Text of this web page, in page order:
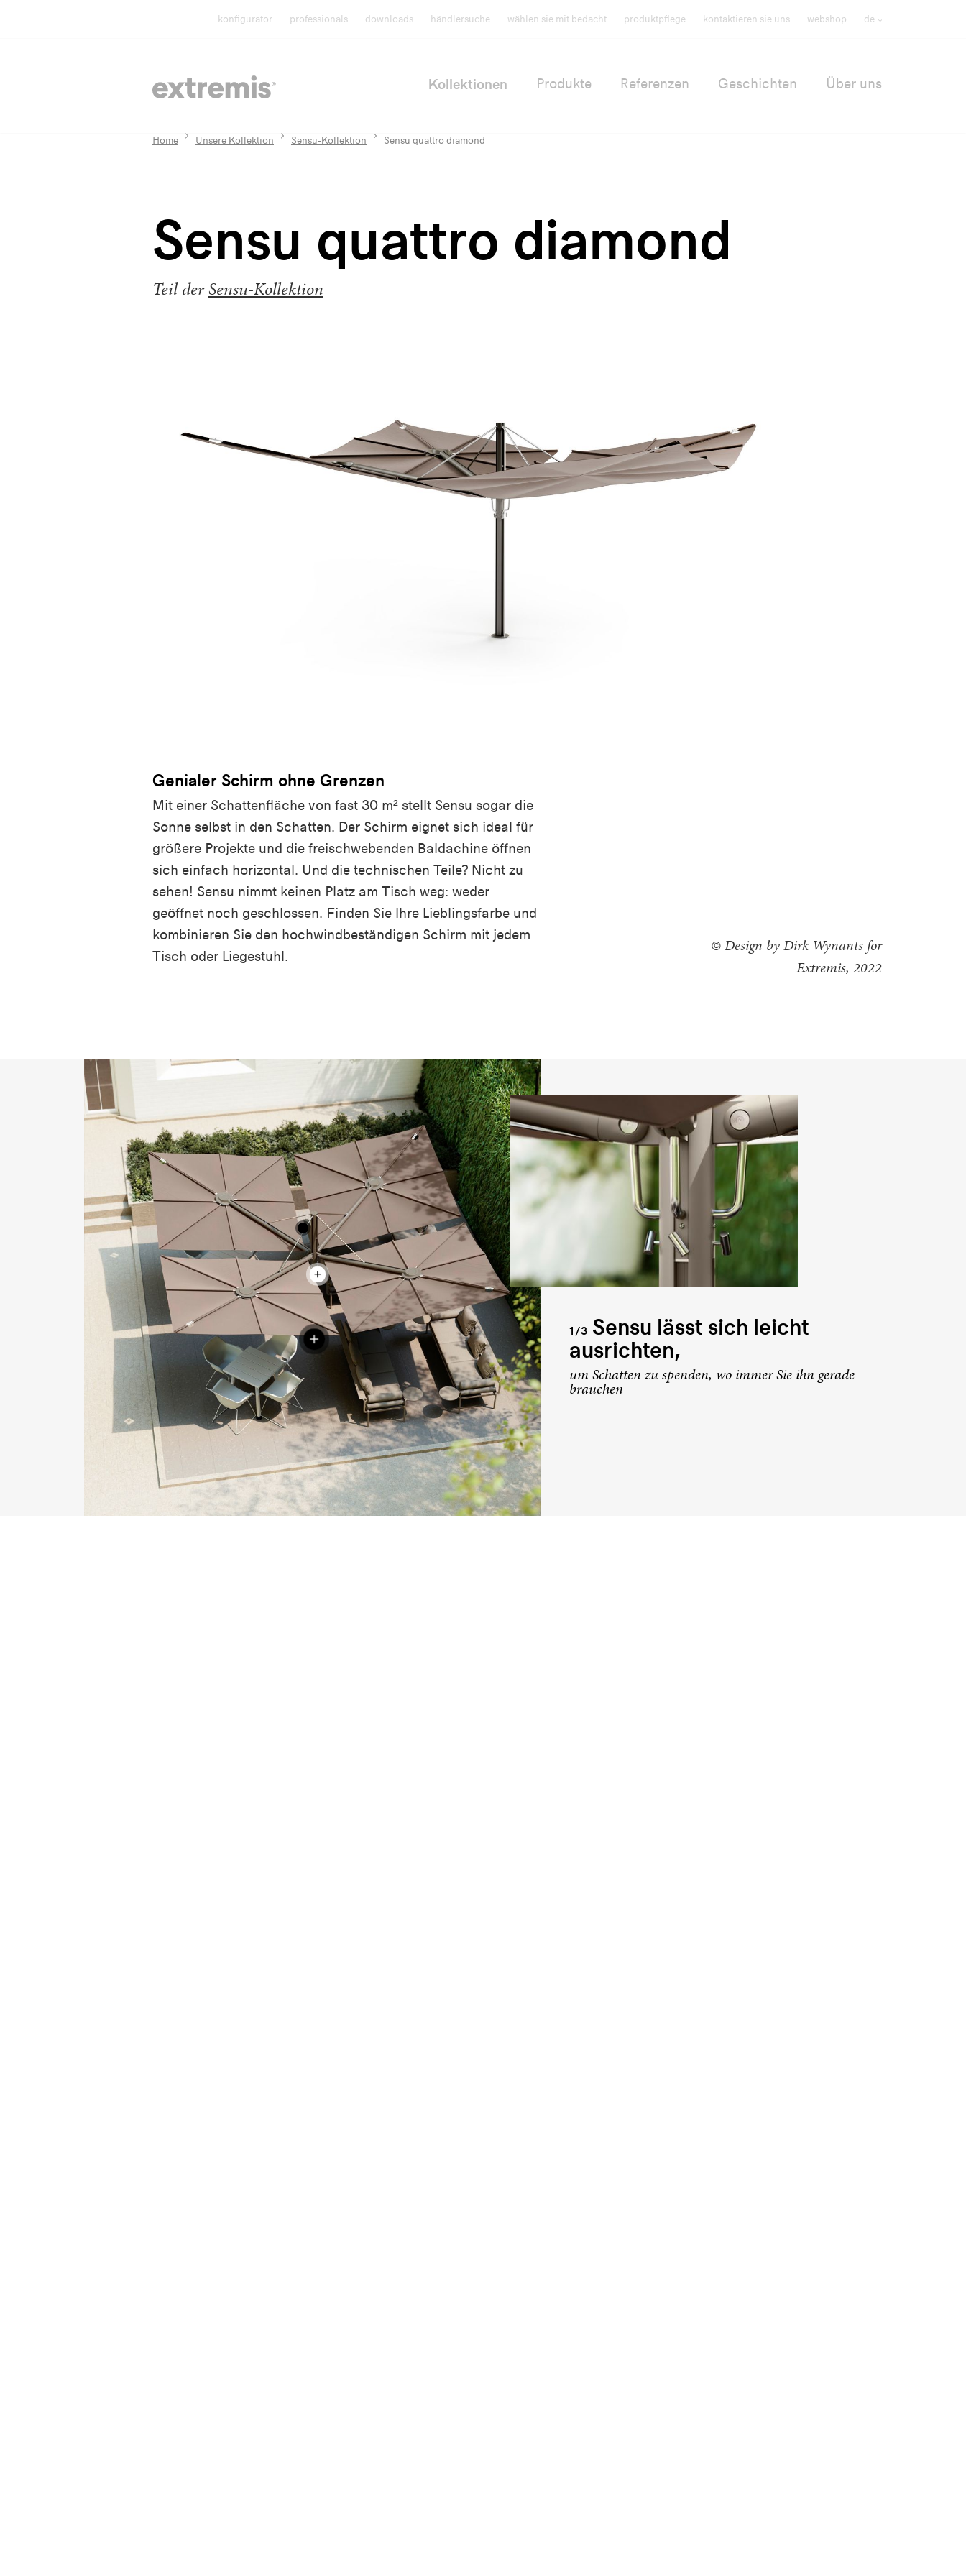
konfigurator professionals downloads händlersuche wählen sie mit bedacht produktpflege kontaktieren sie uns webshop de
Kollektionen Produkte Referenzen Geschichten Über uns
Home Unsere Kollektion Sensu-Kollektion Sensu quattro diamond
Sensu quattro diamond
Teil derSensu-Kollektion
Genialer Schirm ohne Grenzen
Mit einer Schattenfläche von fast 30 m² stellt Sensu sogar die
Sonne selbst in den Schatten. Der Schirm eignet sich ideal für
größere Projekte und die freischwebenden Baldachine öffnen
sich einfach horizontal. Und die technischen Teile? Nicht zu
sehen! Sensu nimmt keinen Platz am Tisch weg: weder
geöffnet noch geschlossen. Finden Sie Ihre Lieblingsfarbe und
kombinieren Sie den hochwindbeständigen Schirm mit jedem
Tisch oder Liegestuhl.
© Design by Dirk Wynants for
Extremis, 2022
1/3 Sensu lässt sich leicht
ausrichten,
um Schatten zu spenden, wo immer Sie ihn gerade
brauchen